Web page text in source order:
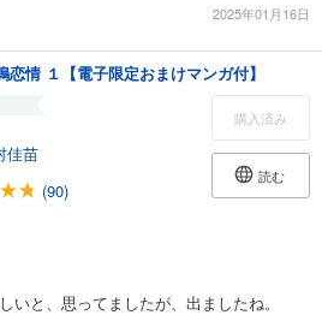
2025年01月16日
情 １【電子限定おまけマンガ付】
佳苗
(90)
購入済み
読む
いと、思ってましたが、出ましたね。